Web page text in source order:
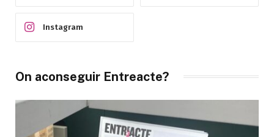
Instagram
On aconseguir Entreacte?